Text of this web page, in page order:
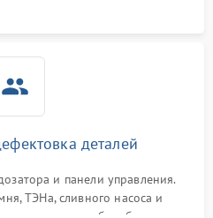
деталей
и панели управления.
ТЭНа, сливного насоса и